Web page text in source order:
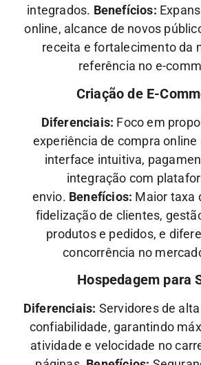
integrados. Benefícios:
online, alcance de novos
receita e fortalecimento da
referência no e-
Criação de E-
Diferenciais: Foco em
experiência de compra online
interface intuitiva,
integração com
envio. Benefícios: Maior taxa
fidelização de clientes,
produtos e pedidos, e
concorrência no
Hospedagem para
Diferenciais: Servidores de
confiabilidade, garantindo
atividade e velocidade no